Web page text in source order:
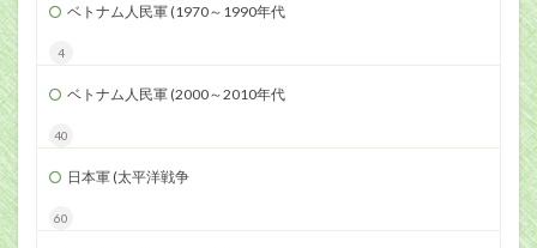
ベトナム人民軍 (1970～1990年代
4
ベトナム人民軍 (2000～2010年代
40
日本軍 (太平洋戦争
60